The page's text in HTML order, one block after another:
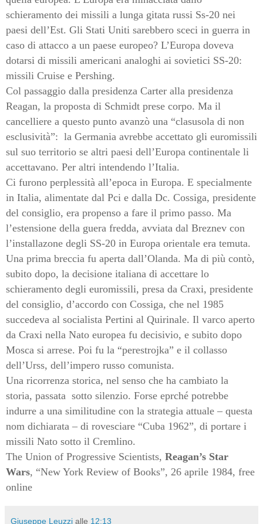
schieramento dei missili a lunga gitata russi Ss-20 nei
paesi dell’Est. Gli Stati Uniti sarebbero sceci in guerra in
caso di attacco a un paese europeo? L’Europa doveva
dotarsi di missili americani analoghi ai sovietici SS-20:
missili Cruise e Pershing.
Col passaggio dalla presidenza Carter alla presidenza
Reagan, la proposta di Schmidt prese corpo. Ma il
cancelliere a questo punto avanzò una “clasusola di non
esclusività”: la Germania avrebbe accettato gli euromissili
sul suo territorio se altri paesi dell’Europa continentale li
accettavano. Per altri intendendo l’Italia.
Ci furono perplessità all’epoca in Europa. E specialmente
in Italia, alimentate dal Pci e dalla Dc. Cossiga, presidente
del consiglio, era propenso a fare il primo passo. Ma
l’estensione della guera fredda, avviata dal Breznev con
l’installazone degli SS-20 in Europa orientale era temuta.
Una prima breccia fu aperta dall’Olanda. Ma di più contò,
subito dopo, la decisione italiana di accettare lo
schieramento degli euromissili, presa da Craxi, presidente
del consiglio, d’accordo con Cossiga, che nel 1985
succedeva al socialista Pertini al Quirinale. Il varco aperto
da Craxi nella Nato europea fu decisivio, e subito dopo
Mosca si arrese. Poi fu la “perestrojka” e il collasso
dell’Urss, dell’impero russo comunista.
Una ricorrenza storica, nel senso che ha cambiato la
storia, passata sotto silenzio. Forse eprché potrebbe
indurre a una similitudine con la strategia attuale – questa
nom dichiarata – di rovesciare “Cuba 1962”, di portare i
missili Nato sotto il Cremlino.
The Union of Progressive Scientists, Reagan’s Star
Wars, “New York Review of Books”, 26 aprile 1984, free
online
Giuseppe Leuzzi alle 12:13